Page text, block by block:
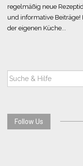
regelmäßig neue
und informative Beiträge!
der eigenen Küche...
SUCHEN
NACH:
Follow Us